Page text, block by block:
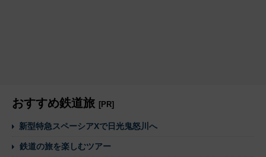
おすすめ鉄道旅 [PR]
新型特急スペーシアXで日光鬼怒川へ
鉄道の旅を楽しむツアー